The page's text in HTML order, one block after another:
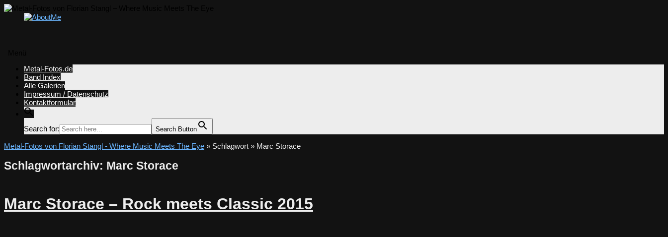
springen
Metal-Fotos.de
Band Index
Alle Galerien
Impressum / Datenschutz
Kontaktformular
Search for: Search Button
Metal-Fotos von Florian Stangl - Where Music Meets The Eye » Schlagwort » Marc Storace
Schlagwortarchiv: Marc Storace
Marc Storace – Rock meets Classic 2015